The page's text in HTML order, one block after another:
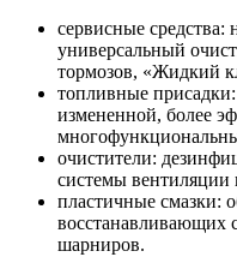
сервисные
универсальный
тормозов, «Жидкий
топливные
измененной, более
очистители:
системы вентиляции
пластичные смазки:
восстанавливающих
шарниров.